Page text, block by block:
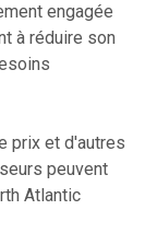
engagée
à réduire son
prix et d'autres
peuvent
Atlantic